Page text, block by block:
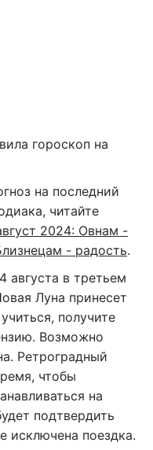
гороскоп на
на последний
читайте
2024: Овнам -
- радость.
августа в третьем
Луна принесет
получите
Возможно
Ретроградный
чтобы
на
подтвердить
исключена поездка.